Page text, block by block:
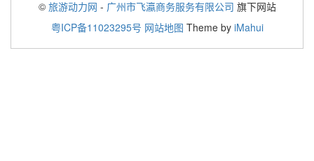
© 旅游动力网 - 广州市飞瀛商务服务有限公司 旗下网站
粤ICP备11023295号 网站地图 Theme by iMahui